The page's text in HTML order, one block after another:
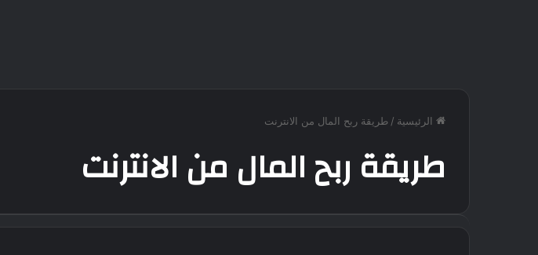
الرئيسية / طريقة ربح المال من الانترنت
طريقة ربح المال من الانترنت